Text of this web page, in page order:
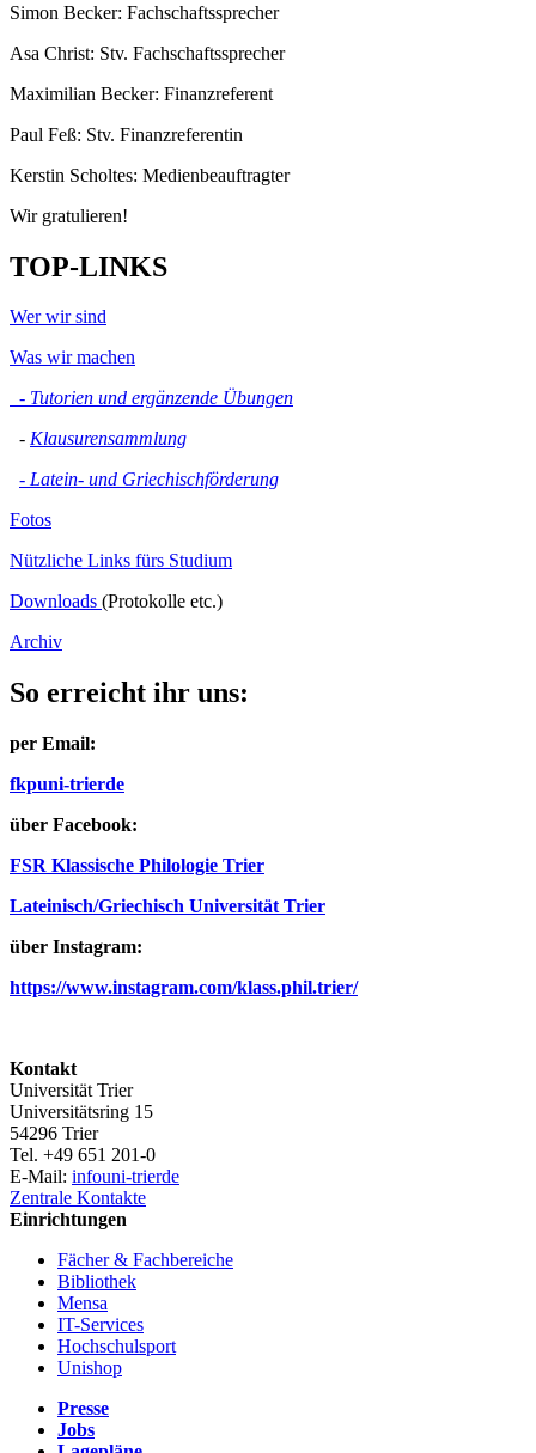
Simon Becker: Fachschaftssprecher
Asa Christ: Stv. Fachschaftssprecher
Maximilian Becker: Finanzreferent
Paul Feß: Stv. Finanzreferentin
Kerstin Scholtes: Medienbeauftragter
Wir gratulieren!
TOP-LINKS
Wer wir sind
Was wir machen
- Tutorien und ergänzende Übungen
- Klausurensammlung
- Latein- und Griechischförderung
Fotos
Nützliche Links fürs Studium
Downloads (Protokolle etc.)
Archiv
So erreicht ihr uns:
per Email:
fkpuni-trierde
über Facebook:
FSR Klassische Philologie Trier
Lateinisch/Griechisch Universität Trier
über Instagram:
https://www.instagram.com/klass.phil.trier/
Kontakt
Universität Trier
Universitätsring 15
54296 Trier
Tel. +49 651 201-0
E-Mail: infouni-trierde
Zentrale Kontakte
Einrichtungen
Fächer & Fachbereiche
Bibliothek
Mensa
IT-Services
Hochschulsport
Unishop
Presse
Jobs